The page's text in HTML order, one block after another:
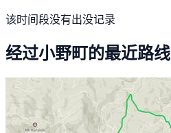
该时间段没有出没记录
经过小野町的最近路线